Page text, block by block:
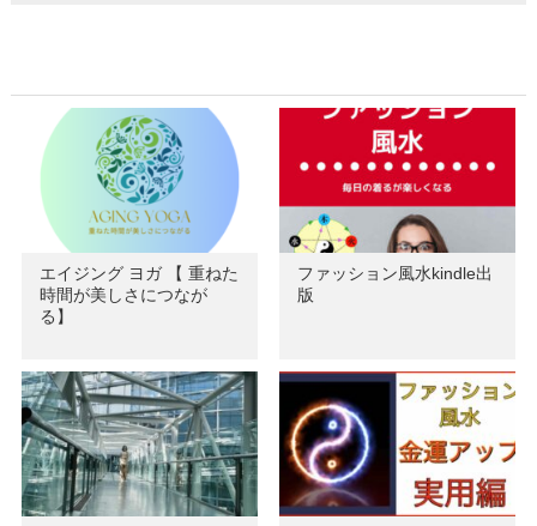
エイジング ヨガ 【 重ねた
時間が美しさにつなが
る】
ファッション風水kindle出
版